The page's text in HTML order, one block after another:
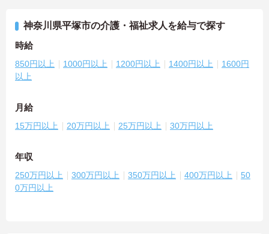
神奈川県平塚市の介護・福祉求人を給与で探す
時給
850円以上 1000円以上 1200円以上 1400円以上
1600円
以上
月給
15万円以上 20万円以上 25万円以上 30万円以上
年収
250万円以上 300万円以上 350万円以上 400万円以上
50
0万円以上